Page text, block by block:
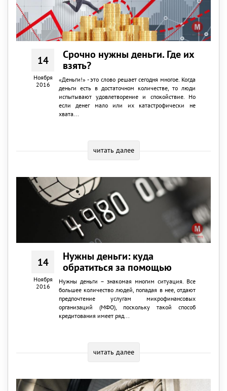
14
Ноября
2016
Срочно нужны деньги. Где их
взять?
«Деньги!» - это слово решает сегодня многое. Когда
деньги есть в достаточном количестве, то люди
испытывают удовлетворение и спокойствие. Но
если денег мало или их катастрофически не
хвата...
читать далее
14
Ноября
2016
Нужны деньги: куда
обратиться за помощью
Нужны деньги – знакомая многим ситуация. Все
большее количество людей, попадая в нее, отдают
предпочтение услугам микрофинансовых
организаций (МФО), поскольку такой способ
кредитования имеет ряд...
читать далее